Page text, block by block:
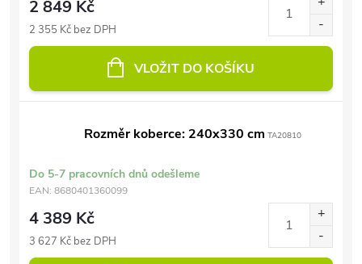
2 849 Kč
2 355 Kč bez DPH
VLOŽIT DO KOŠÍKU
Rozměr koberce: 240x330 cm TA20810
Do 5-7 pracovních dnů odešleme
EAN: 8680401360099
4 389 Kč
3 627 Kč bez DPH